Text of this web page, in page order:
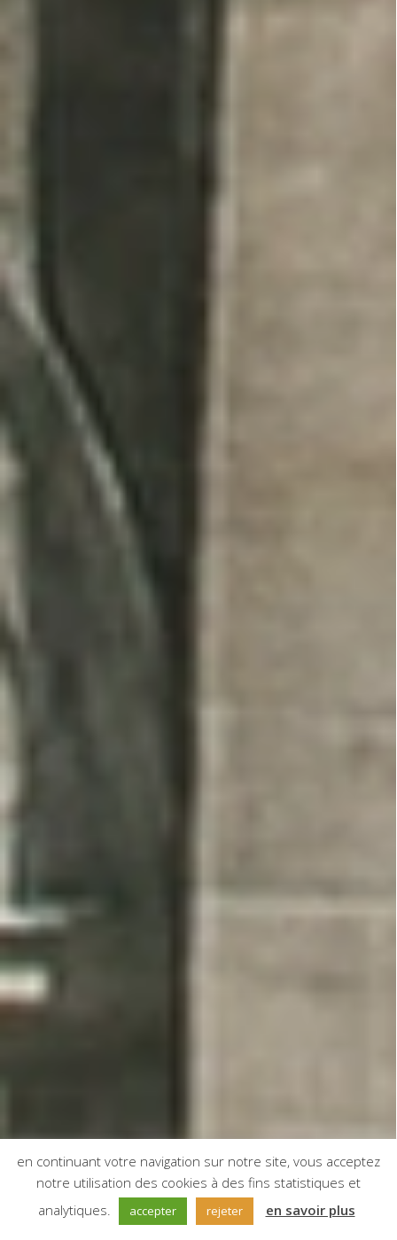
;
en continuant votre navigation sur notre site, vous acceptez
notre utilisation des cookies à des fins statistiques et
analytiques.
accepter rejeter en savoir plus